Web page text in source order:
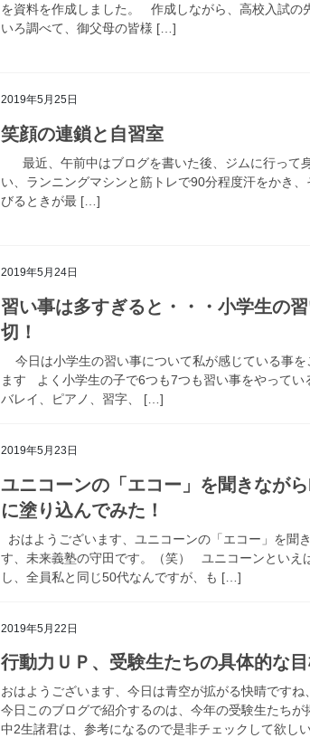
を資料を作成しました。 作成しながら、高校入試の
いろ調べて、御父母の皆様 […]
2019年5月25日
笑顔の連鎖と自習室
最近、午前中はブログを書いた後、ジムに行って
い、ランニングマシンと筋トレで90分程度汗をかき
びるときが最 […]
2019年5月24日
習い事は多すぎると・・・小学生の
切！
今日は小学生の習い事について私が感じている事
ます よく小学生の子で6つも7つも習い事をやってい
バレイ、ピアノ、習字、 […]
2019年5月23日
ユニコーンの「エコー」を聞きなが
に塗り込んでみた！
おはようございます、ユニコーンの「エコー」を聞
す、未来義塾の守田です。（笑） ユニコーンといえ
し、全員私と同じ50代なんですが、も […]
2019年5月22日
行動力ＵＰ、受験生たちの具体的な目
おはようございます、今日は青空が拡がる快晴です
今日このブログで紹介するのは、今年の受験生たちが
中2生諸君は、参考になるので是非チェックして欲し